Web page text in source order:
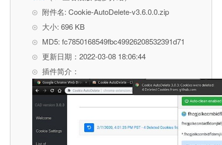
附件名: Cookie-AutoDelete-v3.6.0.0.zip
大小: 696 KB
MD5: fc7850168549fbc49926208532391d71
更新日期：2022-03-08 18:06:44
插件简介：